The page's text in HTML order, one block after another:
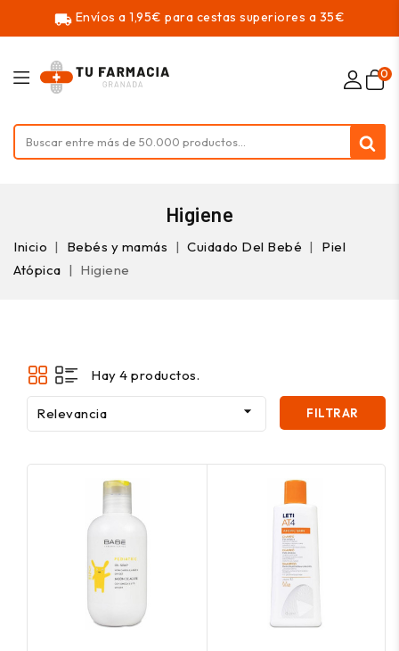
local_shipping Envíos a 1,95€ para cestas superiores a 35€
0
Higiene
Inicio Bebés y mamás Cuidado Del Bebé
Piel
Atópica
Higiene
Hay 4 productos.
Relevancia  FILTRAR